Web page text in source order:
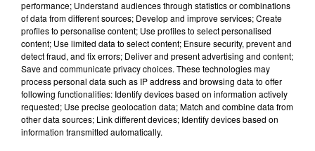
"Attention au démarchage
abusif" : la préfecture de la
Gironde...
5 août 2026
À LA UNE : incendie à La
Rochelle, mégaferme de
saumons et succès...
performance; Understand audiences through statistics or combinations
of data from different sources; Develop and improve services; Create
profiles to personalise content; Use profiles to select personalised
content; Use limited data to select content; Ensure security, prevent and
detect fraud, and fix errors; Deliver and present advertising and content;
Save and communicate privacy choices. These technologies may
process personal data such as IP address and browsing data to offer
following functionalities: Identify devices based on information actively
requested; Use precise geolocation data; Match and combine data from
other data sources; Link different devices; Identify devices based on
information transmitted automatically.